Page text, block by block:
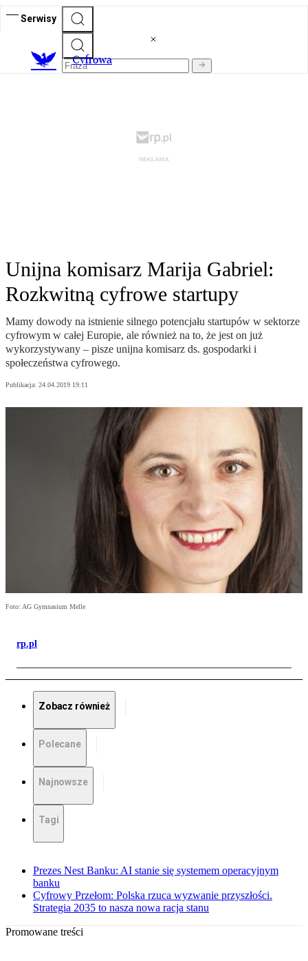
Serwisy
Cyfrowa
Unijna komisarz Marija Gabriel:
Rozkwitną cyfrowe startupy
Mamy dowody na istnienie silnego potencjału startupów w sektorze
cyfrowym w całej Europie, ale również na to, że jest on już
wykorzystywany – pisze unijna komisarz ds. gospodarki i
społeczeństwa cyfrowego.
Publikacja: 24.04.2019 19:11
Foto: AG Gymnasium Melle
rp.pl
Zobacz również
Polecane
Najnowsze
Tagi
Prezes Nest Banku: AI stanie się systemem operacyjnym
banku
Cyfrowy Przełom: Polska rzuca wyzwanie przyszłości.
Strategia 2035 to nasza nowa racja stanu
Promowane treści